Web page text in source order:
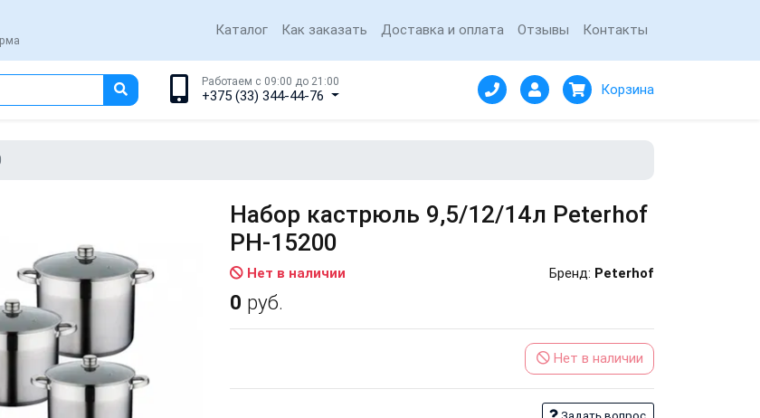
Каталог Как заказать Доставка и оплата Отзывы Контакты
Работаем с 09:00 до 21:00
+375 (33) 344-44-76 Корзина
Набор кастрюль 9,5/12/14л Peterhof
PH-15200
Нет в наличии Бренд: Peterhof
0 руб.
Нет в наличии